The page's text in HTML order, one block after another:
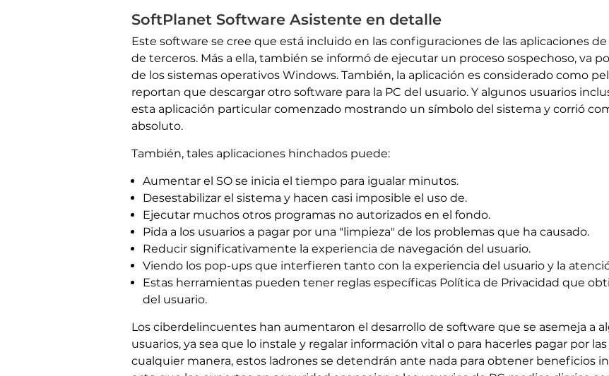
SoftPlanet Software Asistente en detalle
Este software se cree que está incluido en las configuraciones de las aplicaciones
de terceros. Más a ella, también se informó de ejecutar un proceso sospechoso, va
de los sistemas operativos Windows. También, la aplicación es considerado como
reportan que descargar otro software para la PC del usuario. Y algunos usuarios
esta aplicación particular comenzado mostrando un símbolo del sistema y corrió
absoluto.
También, tales aplicaciones hinchados puede:
Aumentar el SO se inicia el tiempo para igualar minutos.
Desestabilizar el sistema y hacen casi imposible el uso de.
Ejecutar muchos otros programas no autorizados en el fondo.
Pida a los usuarios a pagar por una "limpieza" de los problemas que ha causado.
Reducir significativamente la experiencia de navegación del usuario.
Viendo los pop-ups que interfieren tanto con la experiencia del usuario y la
Estas herramientas pueden tener reglas específicas Política de Privacidad que
del usuario.
Los ciberdelincuentes han aumentaron el desarrollo de software que se asemeja a
usuarios, ya sea que lo instale y regalar información vital o para hacerles pagar por
cualquier manera, estos ladrones se detendrán ante nada para obtener beneficios